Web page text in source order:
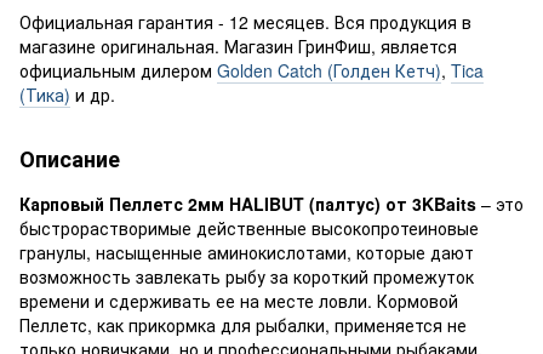
Официальная гарантия - 12 месяцев. Вся продукция в
магазине оригинальная. Магазин ГринФиш, является
официальным дилером Golden Catch (Голден Кетч), Tica
(Тика) и др.
Описание
Карповый Пеллетс 2мм HALIBUT (палтус) от 3KBaits – это
быстрорастворимые действенные высокопротеиновые
гранулы, насыщенные аминокислотами, которые дают
возможность завлекать рыбу за короткий промежуток
времени и сдерживать ее на месте ловли. Кормовой
Пеллетс, как прикормка для рыбалки, применяется не